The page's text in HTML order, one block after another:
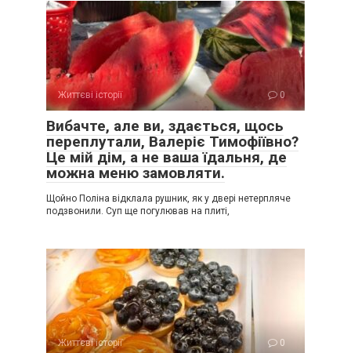
Життєві історії 0
Вибачте, але ви, здається, щось
переплутали, Валеріє Тимофіївно?
Це мій дім, а не ваша їдальня, де
можна меню замовляти.
Щойно Поліна відклала рушник, як у двері нетерпляче
подзвонили. Суп ще погулював на плиті,
Життєві історії 0